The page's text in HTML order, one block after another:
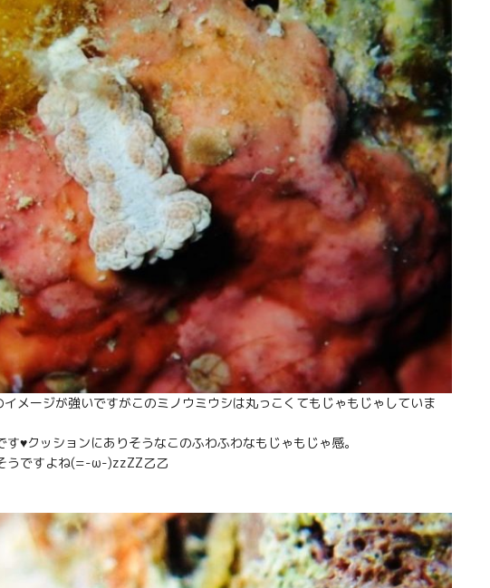
メージが強いですがこのミノウミウシは丸っこくてもじゃもじゃしていま
♥クッションにありそうなこのふわふわなもじゃもじゃ感。
うですよね(=-ω-)zzZZ乙乙